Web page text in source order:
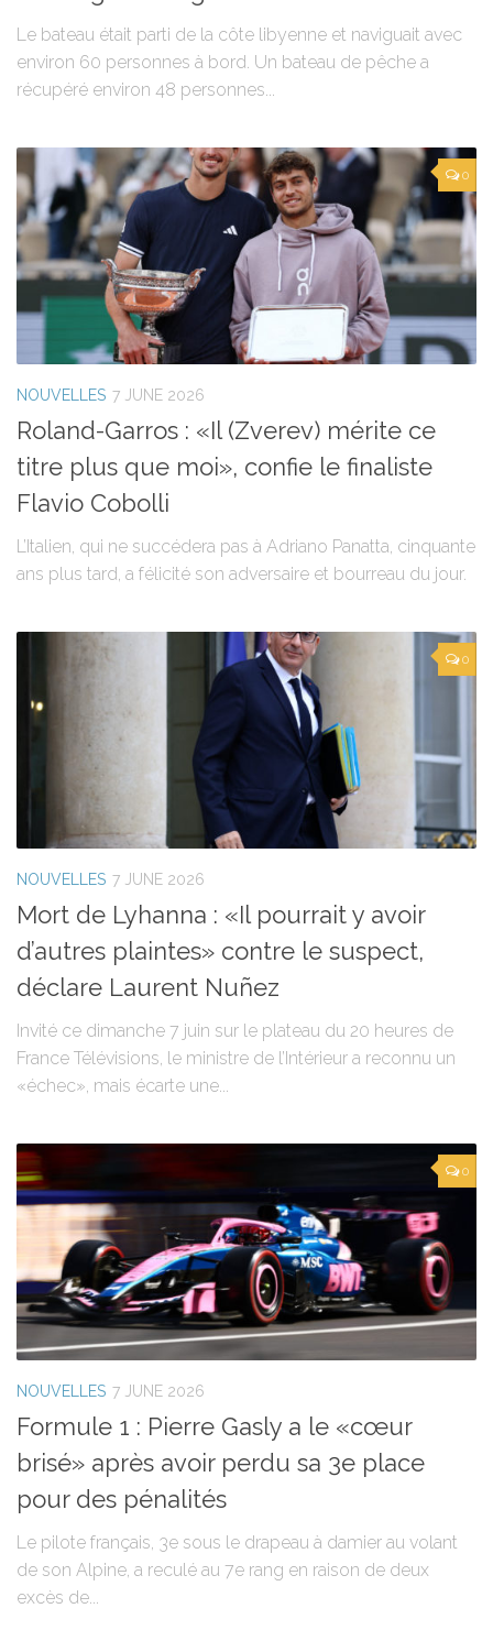
Le bateau était parti de la côte libyenne et naviguait avec
environ 60 personnes à bord. Un bateau de pêche a
récupéré environ 48 personnes...
0
NOUVELLES 7 JUNE 2026
Roland-Garros : «Il (Zverev) mérite ce
titre plus que moi», confie le finaliste
Flavio Cobolli
L’Italien, qui ne succédera pas à Adriano Panatta, cinquante
ans plus tard, a félicité son adversaire et bourreau du jour.
0
NOUVELLES 7 JUNE 2026
Mort de Lyhanna : «Il pourrait y avoir
d’autres plaintes» contre le suspect,
déclare Laurent Nuñez
Invité ce dimanche 7 juin sur le plateau du 20 heures de
France Télévisions, le ministre de l’Intérieur a reconnu un
«échec», mais écarte une...
0
NOUVELLES 7 JUNE 2026
Formule 1 : Pierre Gasly a le «cœur
brisé» après avoir perdu sa 3e place
pour des pénalités
Le pilote français, 3e sous le drapeau à damier au volant
de son Alpine, a reculé au 7e rang en raison de deux
excès de...